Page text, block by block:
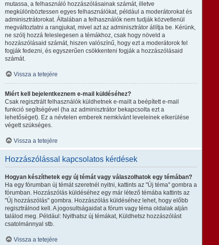
mutassa, a felhasználó hozzászólásainak számát, illetve
megkülönböztessen egyes felhasználókat, például a moderátorokat és
adminisztrátorokat. Általában a felhasználók nem tudják közvetlenül
megváltoztatni a rangjukat, mivel azt az adminisztrátor állítja be. Kérünk,
ne szólj hozzá feleslegesen a témákhoz, csak hogy növeld a
hozzászólásaid számát, hiszen valószínű, hogy ezt a moderátorok fel
fogják fedezni, és egyszerűen csökkenteni fogják a hozzászólásaid
számát.
Vissza a tetejére
Miért kell bejelentkeznem e-mail küldéséhez?
Csak regisztrált felhasználók küldhetnek e-mailt a beépített e-mail
funkció segítségével (ha az adminisztrátor bekapcsolta ezt a
lehetőséget). Ez a névtelen emberek nemkívánt leveleinek elkerülése
végett szükséges.
Vissza a tetejére
Hozzászólással kapcsolatos kérdések
Hogyan készíthetek egy új témát vagy válaszolhatok egy témában?
Ha egy fórumban új témát szeretnél nyitni, kattints az "Új téma" gombra a
fórumban. Hozzászólás küldéséhez egy már létező témába kattints az
"Új hozzászólás" gombra. Hozzászólás küldéséhez lehet, hogy előbb
regisztrálnod kell. A jogosultságaidat a fórum vagy téma oldalak alján
találod meg. Például: Nyithatsz új témákat, Küldhetsz hozzászólást
csatolmánnyal stb.
Vissza a tetejére